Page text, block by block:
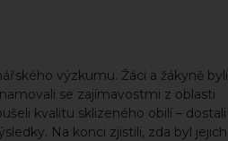
výzkumu. Žáci a žákyně byli
se zajímavostmi z oblasti
kvalitu sklizeného obilí – dostali
Na konci zjistili, zda byl jejich